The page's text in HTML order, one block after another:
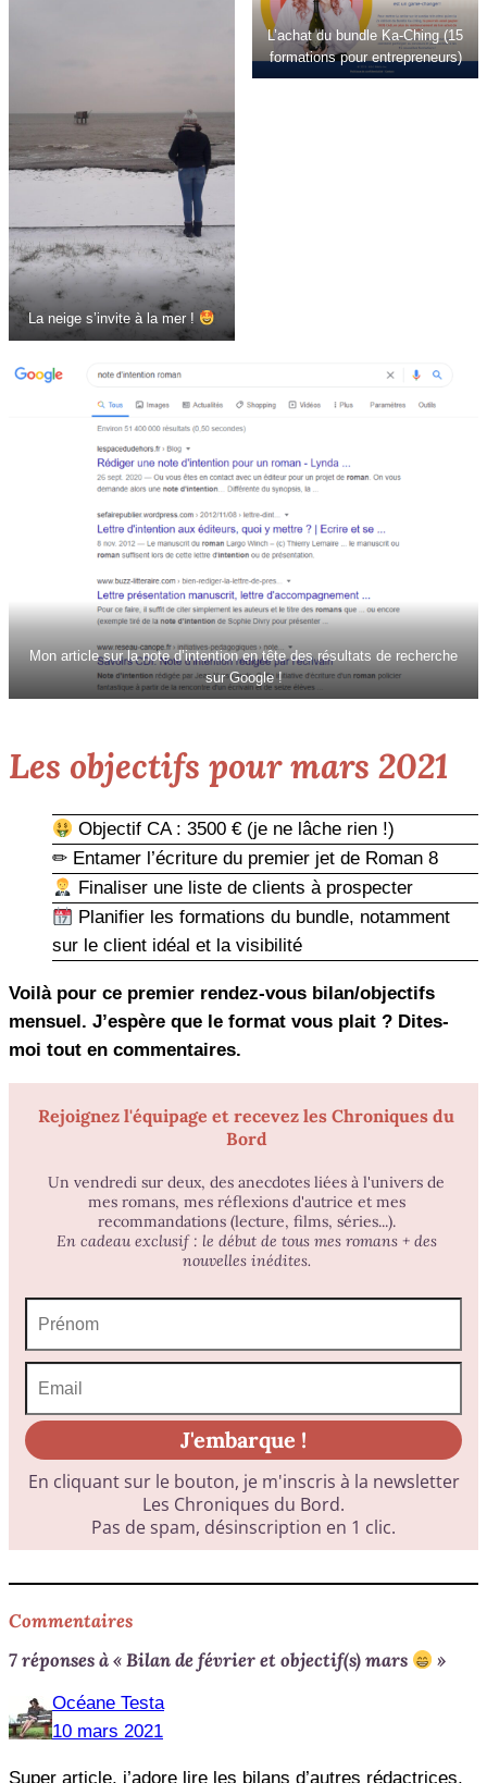
La neige s’invite à la mer !
L’achat du bundle Ka-Ching (15
formations pour entrepreneurs)
Mon article sur la note d’intention en tête des résultats de recherche
sur Google !
Les objectifs pour mars 2021
Objectif CA : 3500 € (je ne lâche rien !)
✏ Entamer l’écriture du premier jet de Roman 8
Finaliser une liste de clients à prospecter
Planifier les formations du bundle, notamment
sur le client idéal et la visibilité
Voilà pour ce premier rendez-vous bilan/objectifs
mensuel. J’espère que le format vous plait ? Dites-
moi tout en commentaires.
Commentaires
7 réponses à « Bilan de février et objectif(s) mars
»
Océane Testa
10 mars 2021
Super article, j’adore lire les bilans d’autres rédactrices,